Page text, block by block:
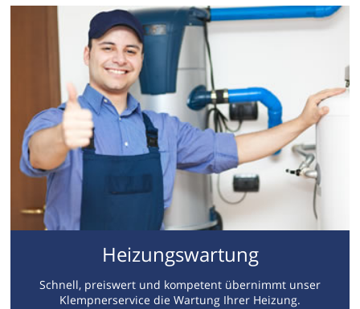
Heizungswartung
Schnell, preiswert und kompetent übernimmt unser
Klempnerservice die Wartung Ihrer Heizung.